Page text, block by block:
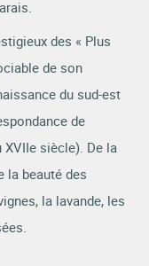
des « Plus
de son
du sud-est
de
siècle). De la
la beauté des
la lavande, les